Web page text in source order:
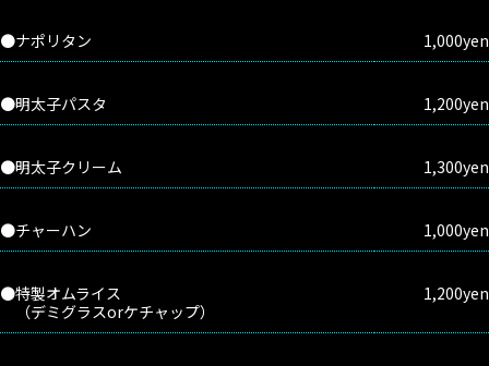
●ナポリタン 1,000yen
●明太子パスタ 1,200yen
●明太子クリーム 1,300yen
●チャーハン 1,000yen
●特製オムライス
（デミグラスorケチャップ）
1,200yen